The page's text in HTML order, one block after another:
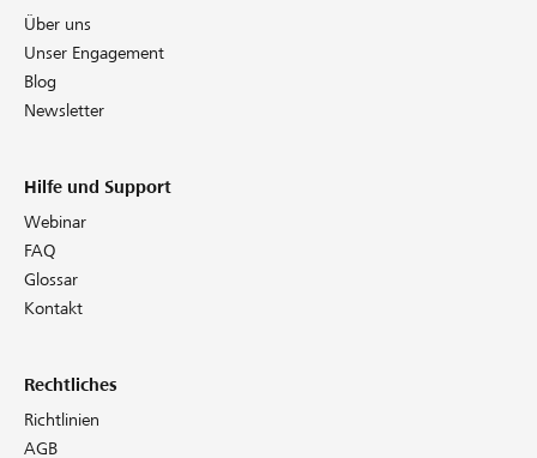
Über uns
Unser Engagement
Blog
Newsletter
Hilfe und Support
Webinar
FAQ
Glossar
Kontakt
Rechtliches
Richtlinien
AGB